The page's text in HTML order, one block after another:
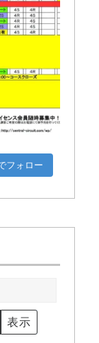
フォロー